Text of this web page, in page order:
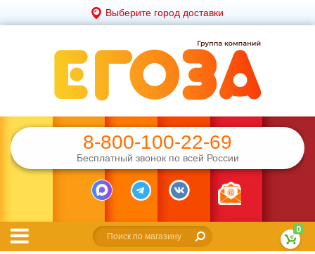
Выберите город доставки
8-800-100-22-69
Бесплатный звонок по всей России
0